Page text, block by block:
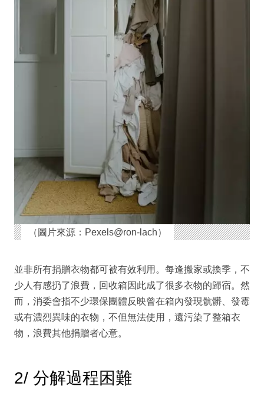
（圖片來源：Pexels@ron-lach）
並非所有捐贈衣物都可被有效利用。每逢搬家或換季，不
少人有感扔了浪費，回收箱因此成了很多衣物的歸宿。然
而，消委會指不少環保團體反映曾在箱內發現骯髒、發霉
或有濃烈異味的衣物，不但無法使用，還污染了整箱衣
物，浪費其他捐贈者心意。
2/ 分解過程困難